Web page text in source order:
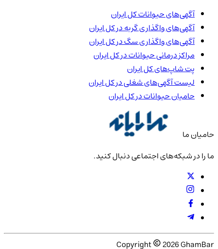
آگهی‌های حیواناتکل ایران
آگهی‌های واگذاری گربه درکل ایران
آگهی‌های واگذاری سگ درکل ایران
مراکز درمانی حیوانات درکل ایران
پت شاپ‌هایکل ایران
لیست آگهی‌های شغلی درکل ایران
حامیان حیوانات درکل ایران
حامیان ما
ما را در شبکه‌های اجتماعی دنبال کنید.
Copyright 2026GhamBar